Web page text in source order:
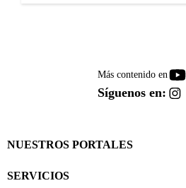
Más contenido en
Síguenos en:
NUESTROS PORTALES
SERVICIOS